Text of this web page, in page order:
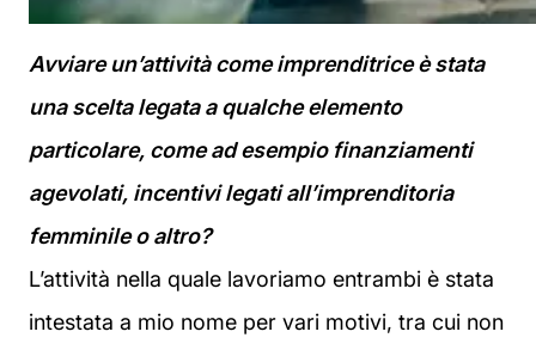
Avviare un’attività come imprenditrice è stata
una scelta legata a qualche elemento
particolare, come ad esempio finanziamenti
agevolati, incentivi legati all’imprenditoria
femminile o altro?
L’attività nella quale lavoriamo entrambi è stata
intestata a mio nome per vari motivi, tra cui non